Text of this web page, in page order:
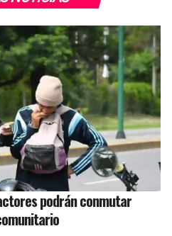
podrán conmutar